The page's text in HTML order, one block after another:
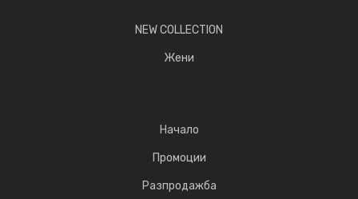
NEW COLLECTION
Жени
Начало
Промоции
Разпродажба